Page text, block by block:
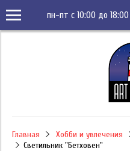
пн-пт с 10:00 до 18:00
Главная Хобби и увлечения
Светильник "Бетховен"